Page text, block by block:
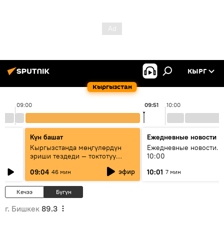
Кыргызстан
КЫРГ
09:00 10:00
09:51
Күн башат
Кыргызстанда мөңгүлөрдүн
эриши тездеди — токтотуу
09:04 46 мин эфир
Ежедневные новости
Ежедневные новости.
10:00
10:01 7 мин
Кечээ Бүгүн
г. Бишкек 89.3